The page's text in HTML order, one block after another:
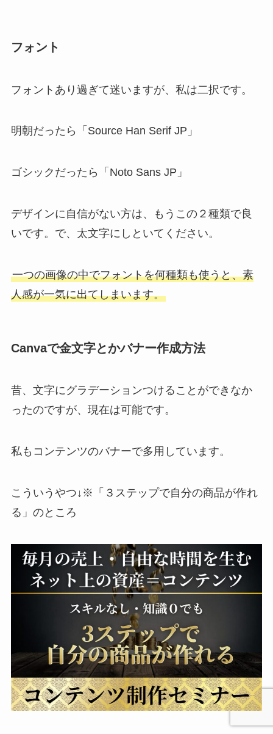
フォント
フォントあり過ぎて迷いますが、私は二択です。
明朝だったら「Source Han Serif JP」
ゴシックだったら「Noto Sans JP」
デザインに自信がない方は、もうこの２種類で良
いです。で、太文字にしといてください。
一つの画像の中でフォントを何種類も使うと、素
人感が一気に出てしまいます。
Canvaで金文字とかバナー作成方法
昔、文字にグラデーションつけることができなか
ったのですが、現在は可能です。
私もコンテンツのバナーで多用しています。
こういうやつ↓※「３ステップで自分の商品が作れ
る」のところ